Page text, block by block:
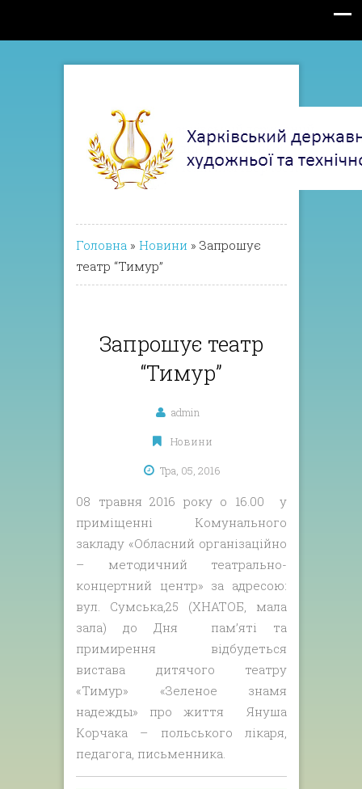
Головна » Новини » Запрошує
театр “Тимур”
Запрошує театр
“Тимур”
admin
Новини
Тра, 05, 2016
08 травня 2016 року о 16.00 у
приміщенні Комунального
закладу «Обласний організаційно
– методичний театрально-
концертний центр» за адресою:
вул. Сумська,25 (ХНАТОБ, мала
зала) до Дня пам’яті та
примирення відбудеться
вистава дитячого театру
«Тимур» «Зеленое знамя
надежды» про життя Януша
Корчака – польського лікаря,
педагога, письменника.